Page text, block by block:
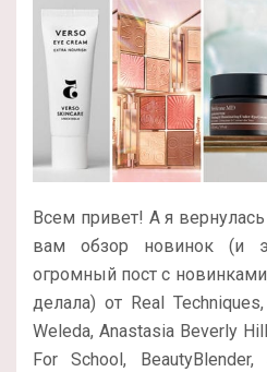
Всем привет! А я
вам обзор новинок (и
огромный пост с
делала) от Real
Weleda, Anastasia Beverly
For School,